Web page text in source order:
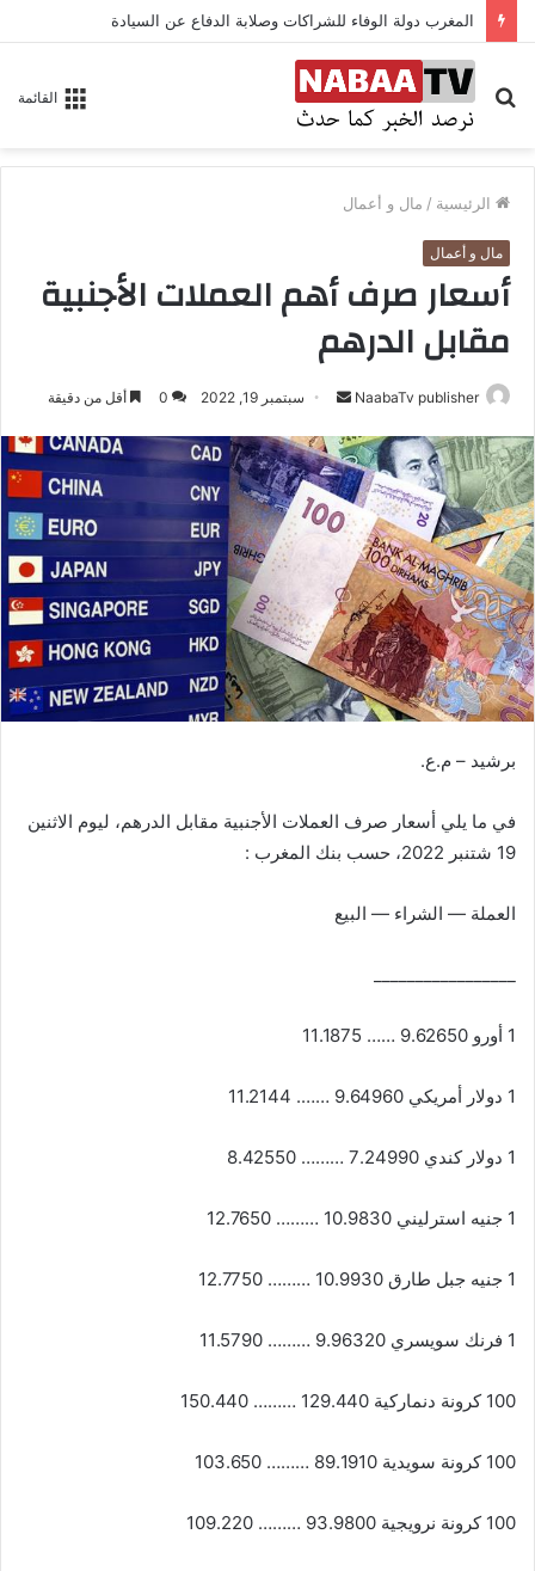
المغرب دولة الوفاء للشراكات وصلابة الدفاع عن السيادة
القائمة
بحث
عن
الرئيسية / مال و أعمال
مال و أعمال
أسعار صرف أهم العملات الأجنبية
مقابل الدرهم
NaabaTv publisher
س
ل
ب
د
ا
إ
ل
ك
ن
ي
سبتمبر 19, 2022 0 أقل من دقيقة
برشيد – م.ع.
في ما يلي أسعار صرف العملات الأجنبية مقابل الدرهم، ليوم الاثنين
19 شتنبر 2022، حسب بنك المغرب :
العملة — الشراء — البيع
1 أورو 9.62650 …… 11.1875
1 دولار أمريكي 9.64960 ……. 11.2144
1 دولار كندي 7.24990 ……… 8.42550
1 جنيه استرليني 10.9830 ……… 12.7650
1 جنيه جبل طارق 10.9930 ……… 12.7750
1 فرنك سويسري 9.96320 ……… 11.5790
100 كرونة دنماركية 129.440 ……… 150.440
100 كرونة سويدية 89.1910 ……… 103.650
100 كرونة نرويجية 93.9800 ……… 109.220